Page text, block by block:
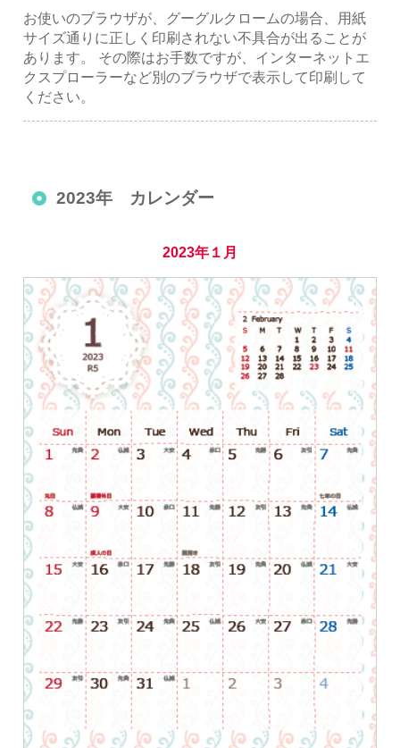
お使いのブラウザが、グーグルクロームの場合、用紙
サイズ通りに正しく印刷されない不具合が出ることが
あります。 その際はお手数ですが、インターネットエ
クスプローラーなど別のブラウザで表示して印刷して
ください。
2023年 カレンダー
2023年１月